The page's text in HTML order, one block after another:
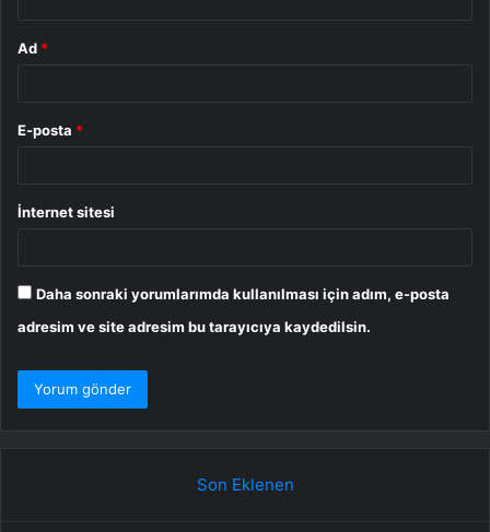
Ad *
E-posta *
İnternet sitesi
Daha sonraki yorumlarımda kullanılması için adım, e-posta
adresim ve site adresim bu tarayıcıya kaydedilsin.
Son Eklenen